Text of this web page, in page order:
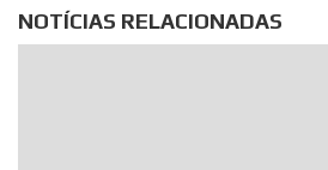
NOTÍCIAS RELACIONADAS